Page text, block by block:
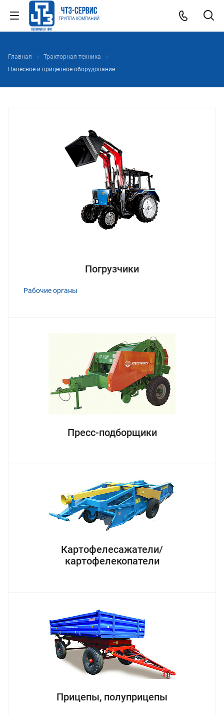
Главная
Тракторная техника
Навесное и прицепное оборудование
Погрузчики
Рабочие органы
Пресс-подборщики
Картофелесажатели/
картофелекопатели
Прицепы, полуприцепы